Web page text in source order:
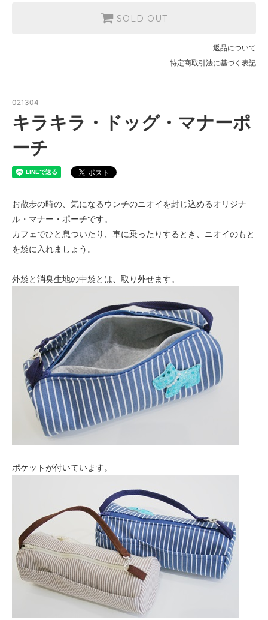
SOLD OUT
返品について
特定商取引法に基づく表記
021304
キラキラ・ドッグ・マナーポ
ーチ
お散歩の時の、気になるウンチのニオイを封じ込めるオリジナ
ル・マナー・ポーチです。
カフェでひと息ついたり、車に乗ったりするとき、ニオイのもと
を袋に入れましょう。
外袋と消臭生地の中袋とは、取り外せます。
ポケットが付いています。